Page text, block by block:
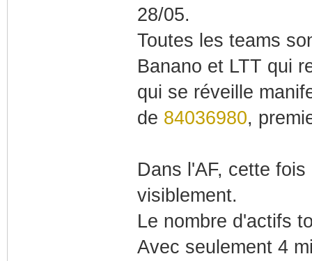
28/05.
Toutes les teams
Banano et LTT qui
qui se réveille
de 84036980,
Dans l'AF, cette
visiblement.
Le nombre d'actifs
Avec seulement 4